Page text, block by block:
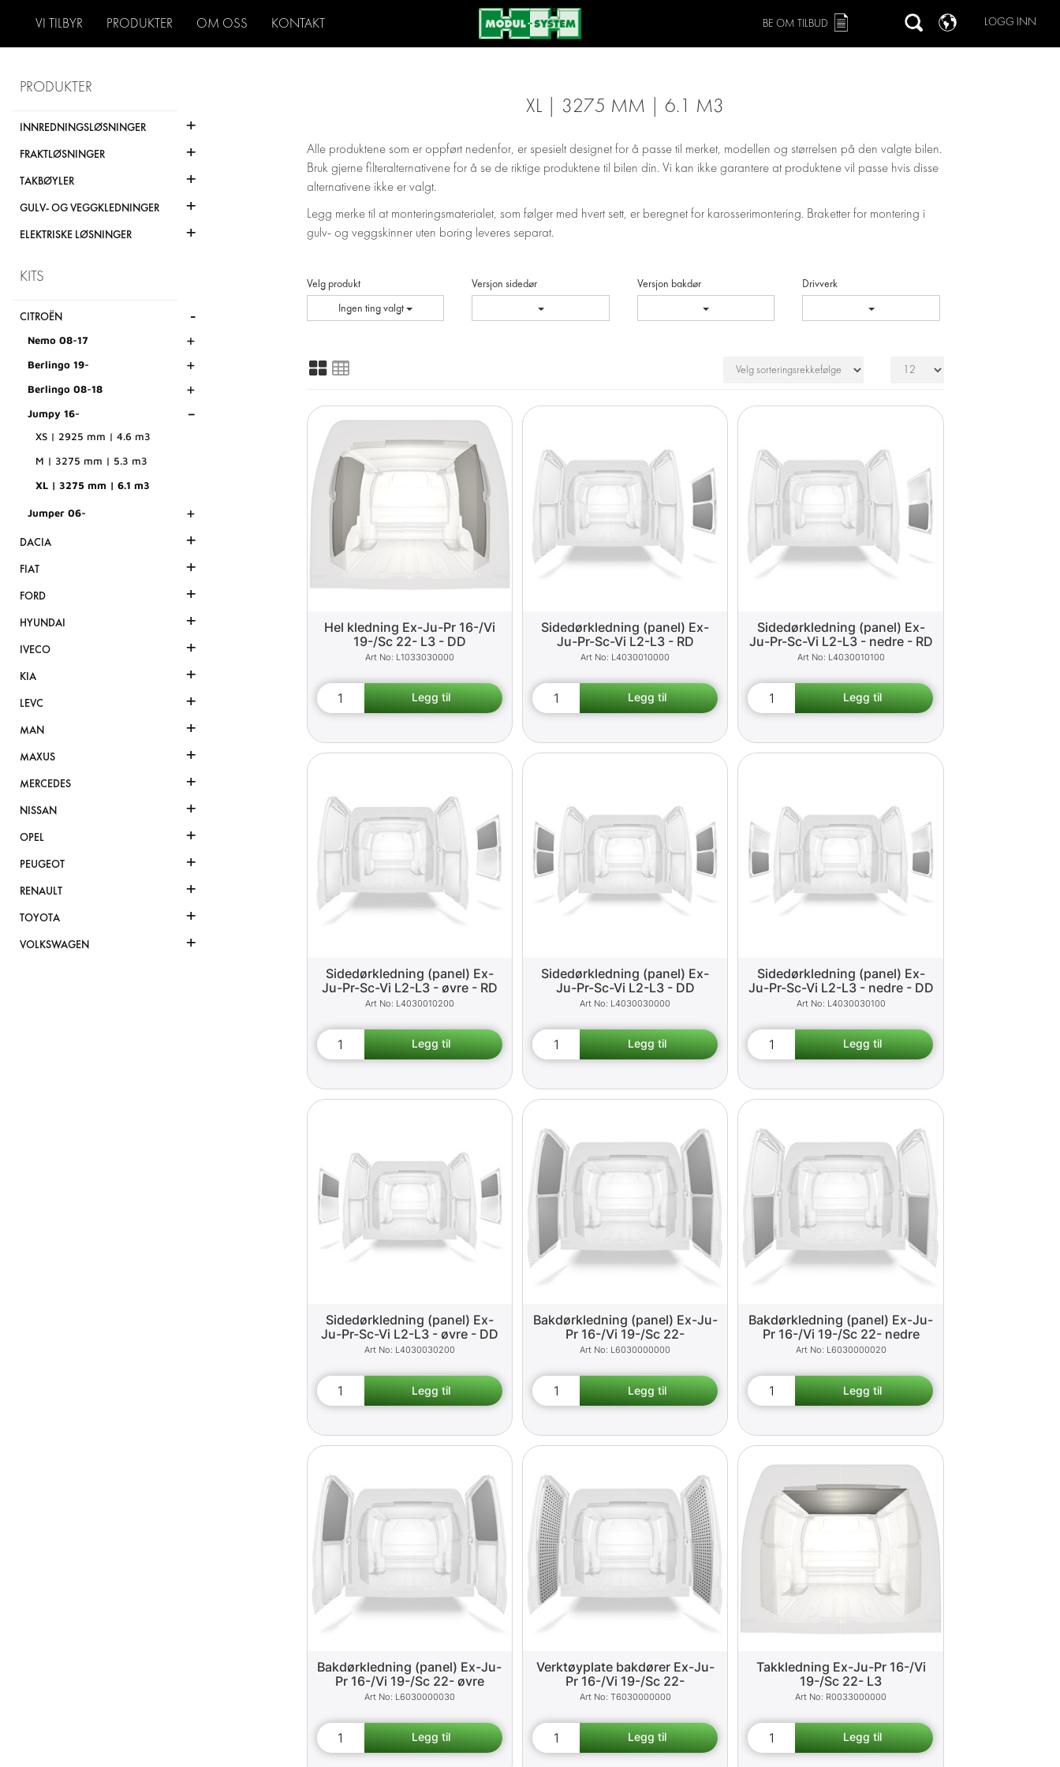
VI TILBYR PRODUKTER OM OSS KONTAKT LOGG INN
BE OM TILBUD
PRODUKTER
INNREDNINGSLØSNINGER +
FRAKTLØSNINGER +
TAKBØYLER +
GULV- OG VEGGKLEDNINGER +
ELEKTRISKE LØSNINGER +
KITS
CITROËN -
Nemo 08-17 +
Berlingo 19- +
Berlingo 08-18 +
Jumpy 16- -
XS | 2925 mm | 4.6 m3
M | 3275 mm | 5.3 m3
XL | 3275 mm | 6.1 m3
Jumper 06- +
DACIA +
FIAT +
FORD +
HYUNDAI +
IVECO +
KIA +
LEVC +
MAN +
MAXUS +
MERCEDES +
NISSAN +
OPEL +
PEUGEOT +
RENAULT +
TOYOTA +
VOLKSWAGEN +
XL | 3275 MM | 6.1 M3
Alle produktene som er oppført nedenfor, er spesielt designet for å passe til merket, modellen og størrelsen på den valgte bilen.
Bruk gjerne filteralternativene for å se de riktige produktene til bilen din. Vi kan ikke garantere at produktene vil passe hvis disse
alternativene ikke er valgt.
Legg merke til at monteringsmaterialet, som følger med hvert sett, er beregnet for karosserimontering. Braketter for montering i
gulv- og veggskinner uten boring leveres separat.
Velg produkt
Ingen ting valgt
Versjon sidedør Versjon bakdør Drivverk
Hel kledning Ex-Ju-Pr 16-/Vi
19-/Sc 22- L3 - DD
L1033030000
Sidedørkledning (panel) Ex-
Ju-Pr-Sc-Vi L2-L3 - RD
L4030010000
Sidedørkledning (panel) Ex-
Ju-Pr-Sc-Vi L2-L3 - nedre - RD
L4030010100
Sidedørkledning (panel) Ex-
Ju-Pr-Sc-Vi L2-L3 - øvre - RD
L4030010200
Sidedørkledning (panel) Ex-
Ju-Pr-Sc-Vi L2-L3 - DD
L4030030000
Sidedørkledning (panel) Ex-
Ju-Pr-Sc-Vi L2-L3 - nedre - DD
L4030030100
Sidedørkledning (panel) Ex-
Ju-Pr-Sc-Vi L2-L3 - øvre - DD
L4030030200
Bakdørkledning (panel) Ex-Ju-
Pr 16-/Vi 19-/Sc 22-
L6030000000
Bakdørkledning (panel) Ex-Ju-
Pr 16-/Vi 19-/Sc 22- nedre
L6030000020
Bakdørkledning (panel) Ex-Ju-
Pr 16-/Vi 19-/Sc 22- øvre
L6030000030
Verktøyplate bakdører Ex-Ju-
Pr 16-/Vi 19-/Sc 22-
T6030000000
Takkledning Ex-Ju-Pr 16-/Vi
19-/Sc 22- L3
R0033000000